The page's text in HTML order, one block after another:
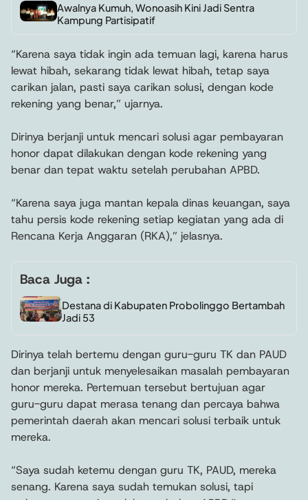
Awalnya Kumuh, Wonoasih Kini Jadi Sentra
Kampung Partisipatif
“Karena saya tidak ingin ada temuan lagi, karena harus
lewat hibah, sekarang tidak lewat hibah, tetap saya
carikan jalan, pasti saya carikan solusi, dengan kode
rekening yang benar,” ujarnya.
Dirinya berjanji untuk mencari solusi agar pembayaran
honor dapat dilakukan dengan kode rekening yang
benar dan tepat waktu setelah perubahan APBD.
“Karena saya juga mantan kepala dinas keuangan, saya
tahu persis kode rekening setiap kegiatan yang ada di
Rencana Kerja Anggaran (RKA),” jelasnya.
Baca Juga :
Destana di Kabupaten Probolinggo Bertambah
Jadi 53
Dirinya telah bertemu dengan guru-guru TK dan PAUD
dan berjanji untuk menyelesaikan masalah pembayaran
honor mereka. Pertemuan tersebut bertujuan agar
guru-guru dapat merasa tenang dan percaya bahwa
pemerintah daerah akan mencari solusi terbaik untuk
mereka.
“Saya sudah ketemu dengan guru TK, PAUD, mereka
senang. Karena saya sudah temukan solusi, tapi